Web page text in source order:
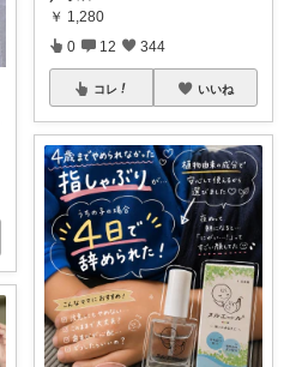
￥ 1,280
0 12 344
コレ いいね